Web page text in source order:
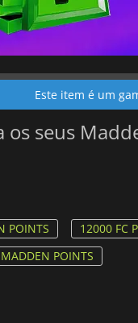
Este item é um
seus
POINTS 12000 FC
POINTS